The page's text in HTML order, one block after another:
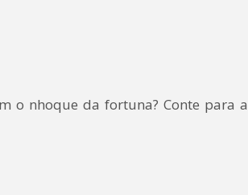
o nhoque da fortuna? Conte para a